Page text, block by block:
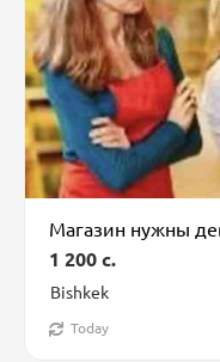
Bishkek
1 200 c.
Today